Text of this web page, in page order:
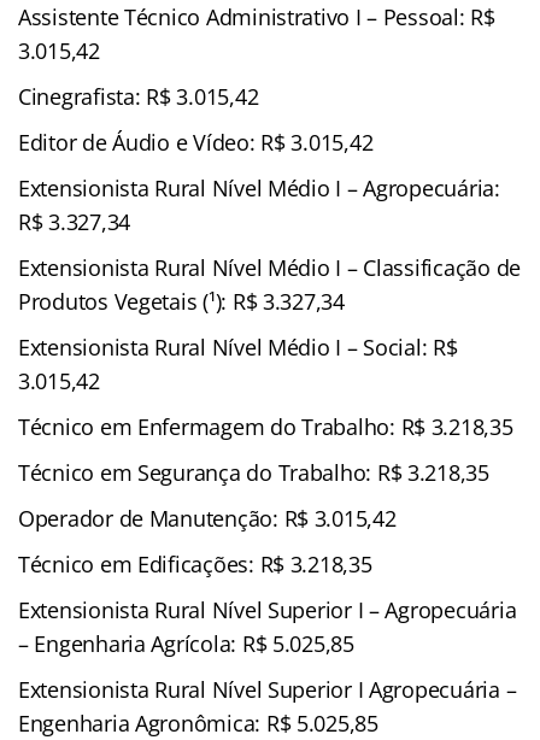
Assistente Técnico Administrativo I – Pessoal: R$
3.015,42
Cinegrafista: R$ 3.015,42
Editor de Áudio e Vídeo: R$ 3.015,42
Extensionista Rural Nível Médio I – Agropecuária:
R$ 3.327,34
Extensionista Rural Nível Médio I – Classificação de
Produtos Vegetais (¹): R$ 3.327,34
Extensionista Rural Nível Médio I – Social: R$
3.015,42
Técnico em Enfermagem do Trabalho: R$ 3.218,35
Técnico em Segurança do Trabalho: R$ 3.218,35
Operador de Manutenção: R$ 3.015,42
Técnico em Edificações: R$ 3.218,35
Extensionista Rural Nível Superior I – Agropecuária
– Engenharia Agrícola: R$ 5.025,85
Extensionista Rural Nível Superior I Agropecuária –
Engenharia Agronômica: R$ 5.025,85